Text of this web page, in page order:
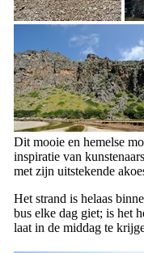
Dit mooie en hemelse
inspiratie van
met zijn uitstekende
Het strand is helaas
bus elke dag giet; is het
laat in de middag te